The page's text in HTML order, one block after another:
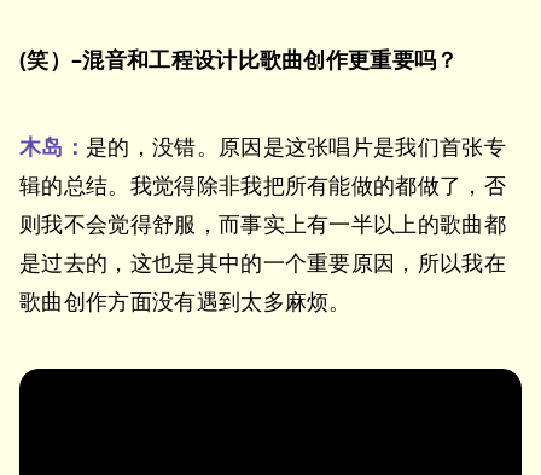
(笑）–混音和工程设计比歌曲创作更重要吗？
木岛： 是的，没错。原因是这张唱片是我们首张专
辑的总结。我觉得除非我把所有能做的都做了，否
则我不会觉得舒服，而事实上有一半以上的歌曲都
是过去的，这也是其中的一个重要原因，所以我在
歌曲创作方面没有遇到太多麻烦。